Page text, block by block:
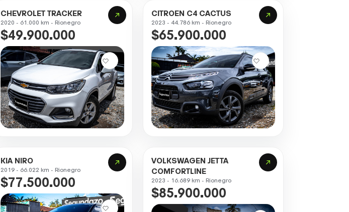
CHEVROLET TRACKER
2020 - 61.000 km - Rionegro
$49.900.000
CITROEN C4 CACTUS
2023 - 44.786 km - Rionegro
$65.900.000
KIA NIRO
2019 - 66.022 km - Rionegro
$77.500.000
VOLKSWAGEN JETTA
COMFORTLINE
2023 - 16.689 km - Rionegro
$85.900.000